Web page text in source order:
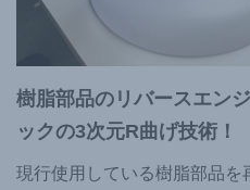
樹脂部品のリバースエン
ックの3次元R曲げ技術！
現行使用している樹脂部品を